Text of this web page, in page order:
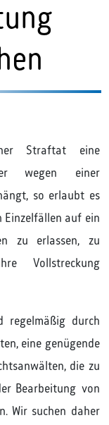
Straftat eine
wegen einer
so erlaubt es
Einzelfällen auf ein
zu erlassen, zu
Vollstreckung
regelmäßig durch
eine genügende
die zu
Bearbeitung von
Wir suchen daher